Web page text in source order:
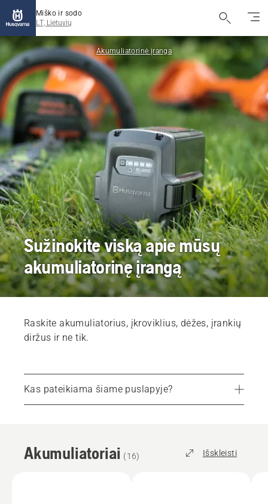
Miško ir sodo
LT, Lietuvių
Akumuliatorinė įranga
Sužinokite viską apie mūsų
akumuliatorinę įrangą
Raskite akumuliatorius, įkroviklius, dėžes, įrankių
diržus ir ne tik.
Kas pateikiama šiame puslapyje?
Akumuliatoriai
Priedai
Akumuliatoriai (16) Išskleisti